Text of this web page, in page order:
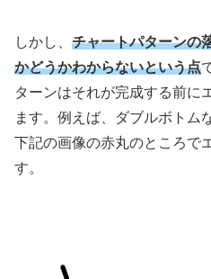
しかし、 チャートパターンの
かどうかわからないという点
ターンはそれが完成する前に
ます。例えば、ダブルボトム
下記の画像の赤丸のところで
す。